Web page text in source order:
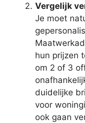
Vergelijk
Je moet
hun prijzen
om 2 of 3
duidelijke
voor
ook gaan